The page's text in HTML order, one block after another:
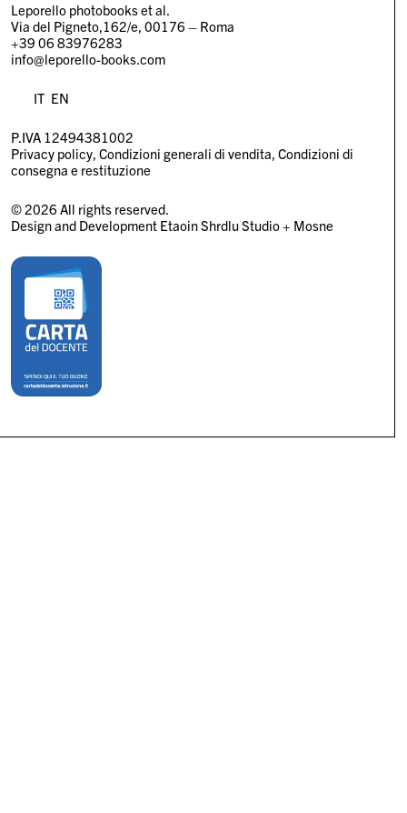
Leporello photobooks et al.
Via del Pigneto,162/e, 00176 – Roma
+39 06 83976283
info@leporello-books.com
IT EN
P.IVA 12494381002
Privacy policy Condizioni generali di vendita Condizioni di
consegna e restituzione
© 2026 All rights reserved.
Design and Development Etaoin Shrdlu Studio+ Mosne